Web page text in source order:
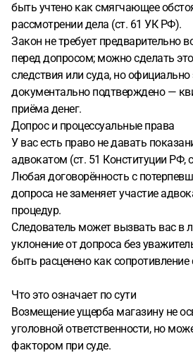
быть учтено как смягчающее
рассмотрении дела (ст. 61 УК РФ).
Закон не требует предварительно
перед допросом; можно сделать
следствия или суда, но
документально подтверждено —
приёма денег.
Допрос и процессуальные права
У вас есть право не давать
адвокатом (ст. 51 Конституции РФ,
Любая договорённость с
допроса не заменяет участие
процедур.
Следователь может вызвать вас в
уклонение от допроса без
быть расценено как сопротивление
Что это означает по сути
Возмещение ущерба магазину не
уголовной ответственности, но
фактором при суде.